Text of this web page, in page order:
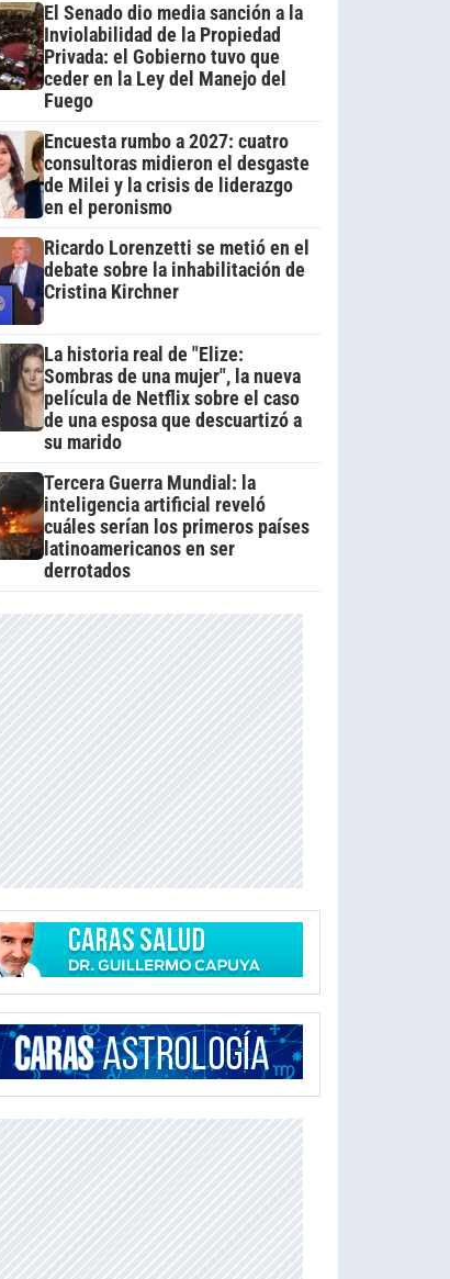
El Senado dio media sanción a la
Inviolabilidad de la Propiedad
Privada: el Gobierno tuvo que
ceder en la Ley del Manejo del
Fuego
Encuesta rumbo a 2027: cuatro
consultoras midieron el desgaste
de Milei y la crisis de liderazgo
en el peronismo
Ricardo Lorenzetti se metió en el
debate sobre la inhabilitación de
Cristina Kirchner
La historia real de "Elize:
Sombras de una mujer", la nueva
película de Netflix sobre el caso
de una esposa que descuartizó a
su marido
Tercera Guerra Mundial: la
inteligencia artificial reveló
cuáles serían los primeros países
latinoamericanos en ser
derrotados